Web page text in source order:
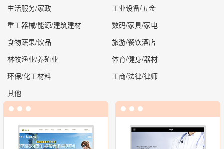
生活服务/家政
工业设备/五金
重工器械/能源/建筑建材
数码/家具/家电
食物蔬果/饮品
旅游/餐饮酒店
林牧渔业/养殖业
体育/健身/器材
环保/化工材料
工商/法律/律师
其他